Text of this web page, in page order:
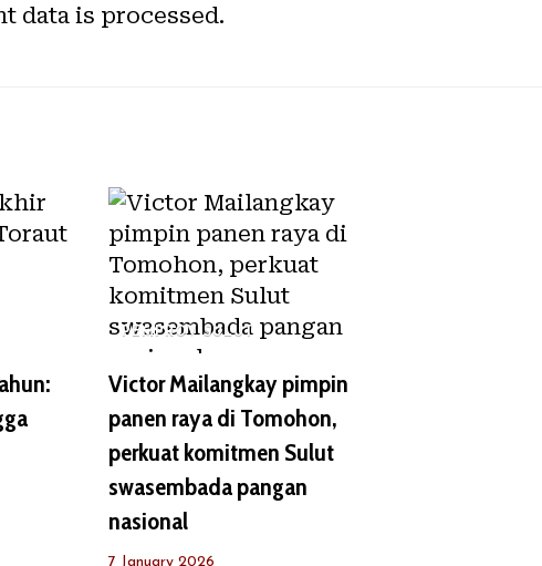
data is processed.
PEMPROV SULUT
Victor Mailangkay pimpin
panen raya di Tomohon,
perkuat komitmen Sulut
swasembada pangan
nasional
7 January 2026